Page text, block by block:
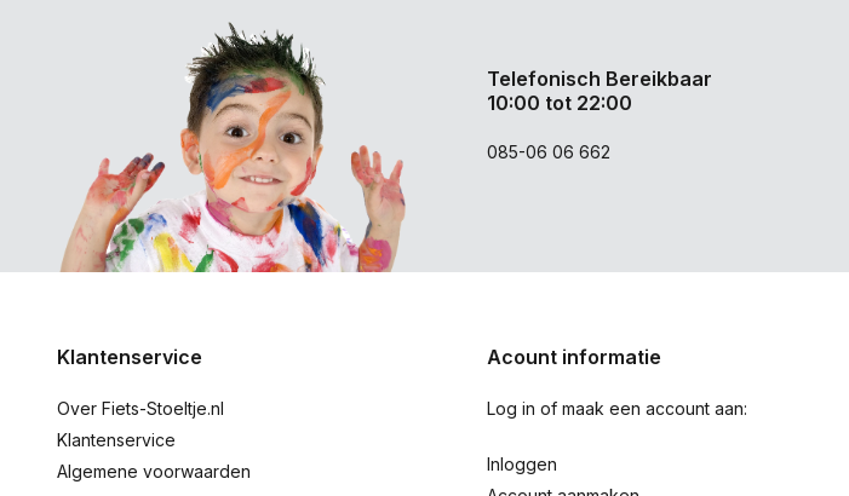
Telefonisch Bereikbaar
10:00 tot 22:00
085-06 06 662
Klantenservice
Over Fiets-Stoeltje.nl
Klantenservice
Algemene voorwaarden
Acount informatie
Log in of maak een account aan:
Inloggen